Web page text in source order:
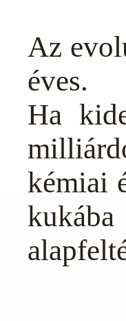
Az
éves.
Ha
kémiai